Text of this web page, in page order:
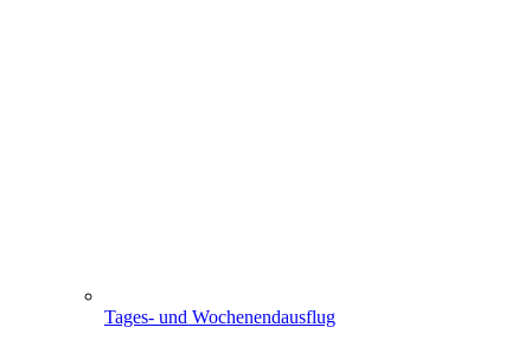
Tages- und Wochenendausflug